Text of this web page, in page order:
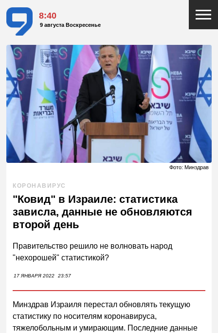
8:40
9 августа Воскресенье
Фото: Минздрав
КОРОНАВИРУС
"Ковид" в Израиле: статистика
зависла, данные не обновляются
второй день
Правительство решило не волновать народ
"нехорошей" статистикой?
17 ЯНВАРЯ 2022 23:57
Минздрав Израиля перестал обновлять текущую
статистику по носителям коронавируса,
тяжелобольным и умирающим. Последние данные